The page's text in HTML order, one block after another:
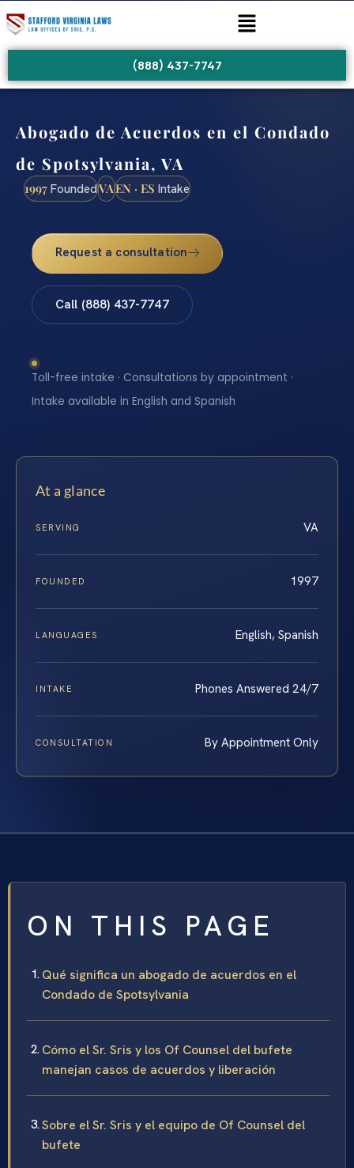
(888) 437-7747
Abogado de Acuerdos en el Condado
de Spotsylvania, VA
1997 FoundedVAEN · ES Intake
Request a consultation
Call (888) 437-7747
Toll-free intake · Consultations by appointment ·
Intake available in English and Spanish
At a glance
SERVING VA
FOUNDED 1997
LANGUAGES English, Spanish
INTAKE Phones Answered 24/7
CONSULTATION By Appointment Only
ON THIS PAGE
Qué significa un abogado de acuerdos en el
Condado de Spotsylvania
Cómo el Sr. Sris y los Of Counsel del bufete
manejan casos de acuerdos y liberación
Sobre el Sr. Sris y el equipo de Of Counsel del
bufete